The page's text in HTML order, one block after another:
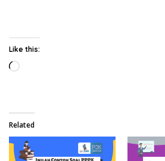
Like this:
Loading…
Related